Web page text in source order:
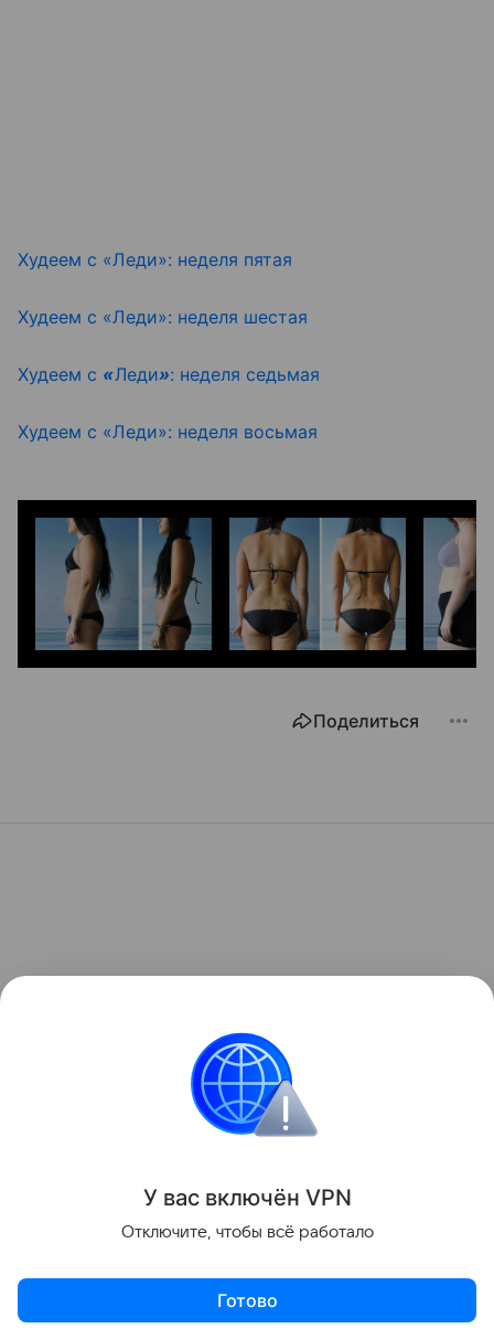
Худеем с «Леди»: неделя пятая
Худеем с «Леди»: неделя шестая
Худеем с «Леди»: неделя седьмая
Худеем с «Леди»: неделя восьмая
Поделиться
У вас включён VPN
Отключите, чтобы всё работало
Готово